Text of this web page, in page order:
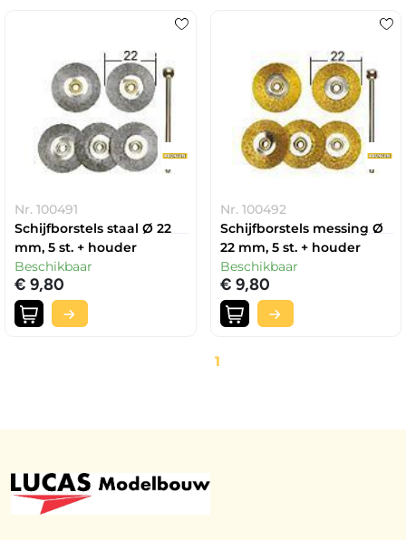
Nr. 100491
Schijfborstels staal Ø 22
mm, 5 st. + houder
Beschikbaar
€ 9,80
Nr. 100492
Schijfborstels messing Ø
22 mm, 5 st. + houder
Beschikbaar
€ 9,80
1